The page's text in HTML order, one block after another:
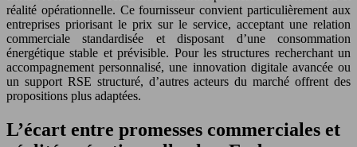
réalité opérationnelle. Ce fournisseur convient particulièrement aux
entreprises priorisant le prix sur le service, acceptant une relation
commerciale standardisée et disposant d’une consommation
énergétique stable et prévisible. Pour les structures recherchant un
accompagnement personnalisé, une innovation digitale avancée ou
un support RSE structuré, d’autres acteurs du marché offrent des
propositions plus adaptées.
L’écart entre promesses commerciales et